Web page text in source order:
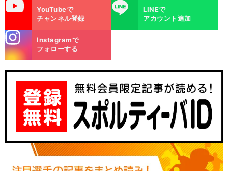
YouTubeで
チャンネル登録
LINE
LINEで
アカウント追加
m
Instagramで
フォローする